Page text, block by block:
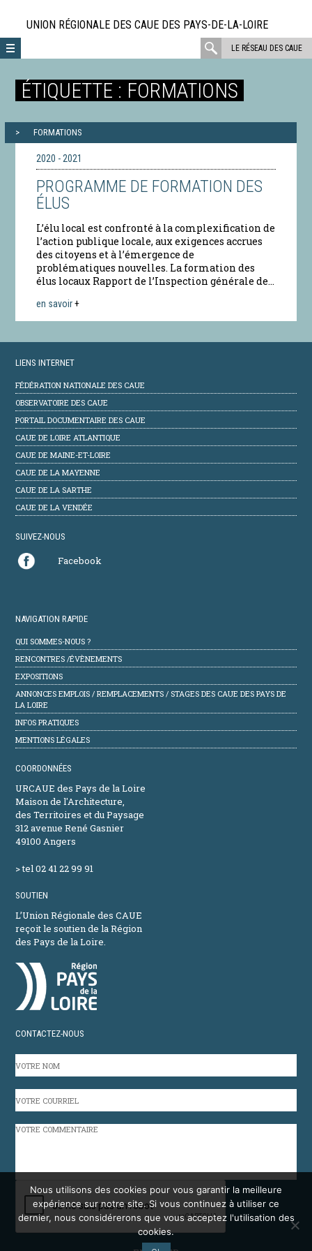
directement
au
contenu
UNION RÉGIONALE DES CAUE DES PAYS-DE-LA-LOIRE
LE RÉSEAU DES CAUE
rechercher
:
ÉTIQUETTE : FORMATIONS
FORMATIONS
2020 - 2021
PROGRAMME DE FORMATION DES
ÉLUS
L’élu local est confronté à la complexification de
l’action publique locale, aux exigences accrues
des citoyens et à l’émergence de
problématiques nouvelles. La formation des
élus locaux Rapport de l’Inspection générale de...
en savoir+
LIENS INTERNET
FÉDÉRATION NATIONALE DES CAUE
OBSERVATOIRE DES CAUE
PORTAIL DOCUMENTAIRE DES CAUE
CAUE DE LOIRE ATLANTIQUE
CAUE DE MAINE-ET-LOIRE
CAUE DE LA MAYENNE
CAUE DE LA SARTHE
CAUE DE LA VENDÉE
SUIVEZ-NOUS
Facebook
NAVIGATION RAPIDE
QUI SOMMES-NOUS ?
RENCONTRES /ÉVÈNEMENTS
EXPOSITIONS
ANNONCES EMPLOIS / REMPLACEMENTS / STAGES DES CAUE DES PAYS DE
LA LOIRE
INFOS PRATIQUES
MENTIONS LÉGALES
COORDONNÉES
URCAUE des Pays de la Loire
Maison de l'Architecture,
des Territoires et du Paysage
312 avenue René Gasnier
49100 Angers
> tel 02 41 22 99 91
SOUTIEN
L’Union Régionale des CAUE
reçoit le soutien de la Région
des Pays de la Loire.
CONTACTEZ-NOUS
NOM
COURRIEL
VOTRE
CAPTCHA
Nous utilisons des cookies pour vous garantir la meilleure
expérience sur notre site. Si vous continuez à utiliser ce
dernier, nous considérerons que vous acceptez l'utilisation des
cookies.